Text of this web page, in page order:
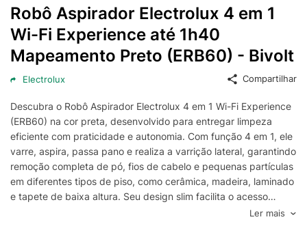
Robô Aspirador Electrolux 4 em 1
Wi-Fi Experience até 1h40
Mapeamento Preto (ERB60) - Bivolt
Electrolux Compartilhar
Descubra o Robô Aspirador Electrolux 4 em 1 Wi-Fi Experience
(ERB60) na cor preta, desenvolvido para entregar limpeza
eficiente com praticidade e autonomia. Com função 4 em 1, ele
varre, aspira, passa pano e realiza a varrição lateral, garantindo
remoção completa de pó, fios de cabelo e pequenas partículas
em diferentes tipos de piso, como cerâmica, madeira, laminado
e tapete de baixa altura. Seu design slim facilita o acesso
embaixo de móveis e cantos, ampliando a cobertura de áreas
Ler mais